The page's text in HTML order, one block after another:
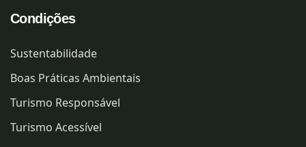
Condições
Sustentabilidade
Boas Práticas Ambientais
Turismo Responsável
Turismo Acessível